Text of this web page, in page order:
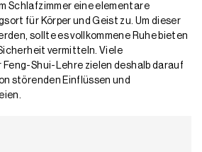
Schlafzimmer eine elementare
für Körper und Geist zu. Um dieser
sollte es vollkommene Ruhe bieten
vermitteln. Viele
Shui-Lehre zielen deshalb darauf
störenden Einflüssen und